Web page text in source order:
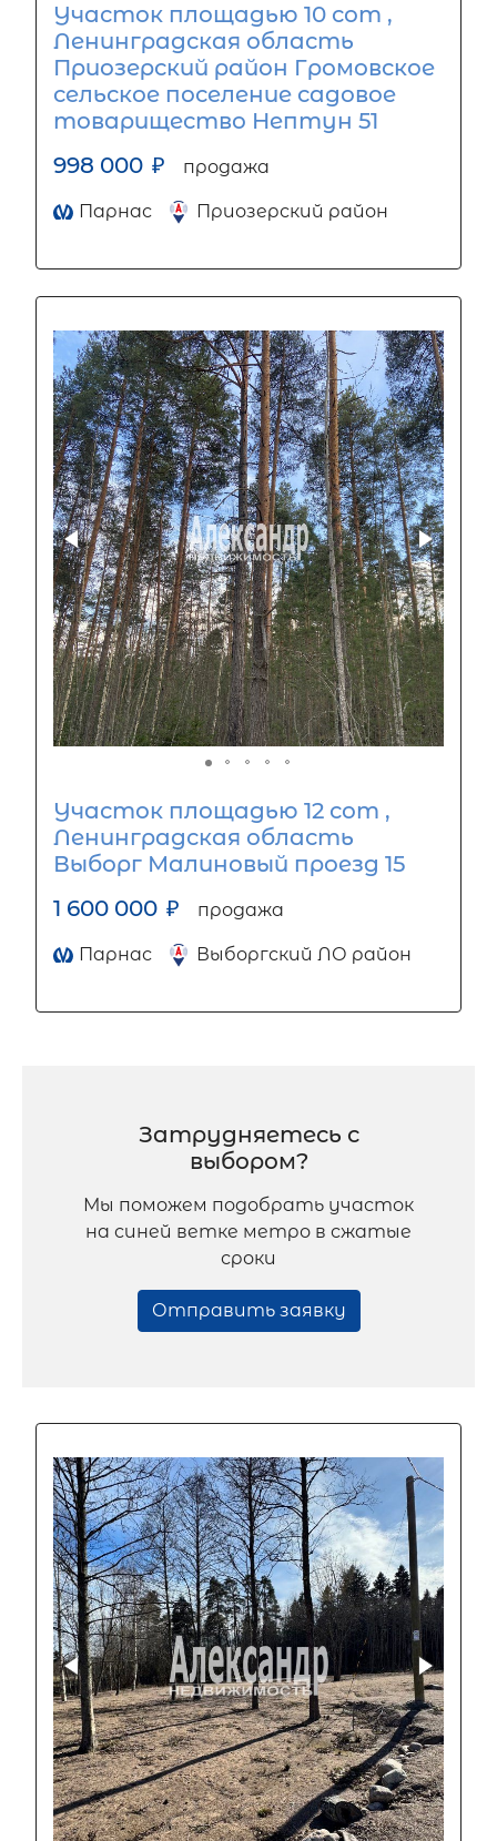
Участок площадью 10 сот ,
Ленинградская область
Приозерский район Громовское
сельское поселение садовое
товарищество Нептун 51
998 000 ₽ продажа
Парнас Приозерский район
Участок площадью 12 сот ,
Ленинградская область
Выборг Малиновый проезд 15
1 600 000 ₽ продажа
Парнас Выборгский ЛО район
Затрудняетесь с
выбором?
Мы поможем подобрать участок
на синей ветке метро в сжатые
сроки
Отправить заявку